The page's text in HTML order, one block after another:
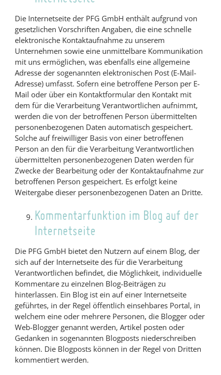
Die Internetseite der PFG GmbH enthält aufgrund von
gesetzlichen Vorschriften Angaben, die eine schnelle
elektronische Kontaktaufnahme zu unserem
Unternehmen sowie eine unmittelbare Kommunikation
mit uns ermöglichen, was ebenfalls eine allgemeine
Adresse der sogenannten elektronischen Post (E-Mail-
Adresse) umfasst. Sofern eine betroffene Person per E-
Mail oder über ein Kontaktformular den Kontakt mit
dem für die Verarbeitung Verantwortlichen aufnimmt,
werden die von der betroffenen Person übermittelten
personenbezogenen Daten automatisch gespeichert.
Solche auf freiwilliger Basis von einer betroffenen
Person an den für die Verarbeitung Verantwortlichen
übermittelten personenbezogenen Daten werden für
Zwecke der Bearbeitung oder der Kontaktaufnahme zur
betroffenen Person gespeichert. Es erfolgt keine
Weitergabe dieser personenbezogenen Daten an Dritte.
Kommentarfunktion im Blog auf der
Internetseite
Die PFG GmbH bietet den Nutzern auf einem Blog, der
sich auf der Internetseite des für die Verarbeitung
Verantwortlichen befindet, die Möglichkeit, individuelle
Kommentare zu einzelnen Blog-Beiträgen zu
hinterlassen. Ein Blog ist ein auf einer Internetseite
geführtes, in der Regel öffentlich einsehbares Portal, in
welchem eine oder mehrere Personen, die Blogger oder
Web-Blogger genannt werden, Artikel posten oder
Gedanken in sogenannten Blogposts niederschreiben
können. Die Blogposts können in der Regel von Dritten
kommentiert werden.